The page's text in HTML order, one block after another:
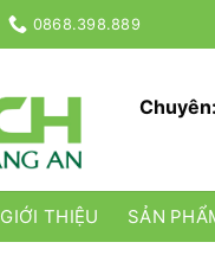
0868.398.889
GIỚI THIỆU SẢN